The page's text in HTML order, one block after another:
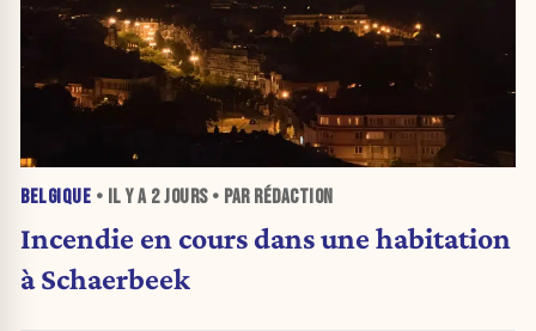
BELGIQUE • IL Y A 2 JOURS• PAR RÉDACTION
Incendie en cours dans une habitation
à Schaerbeek